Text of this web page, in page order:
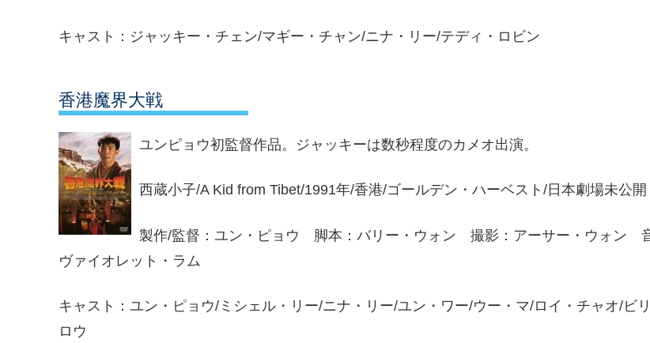
キャスト：ジャッキー・チェン/マギー・チャン/ニナ・リー/テディ・ロビン
香港魔界大戦
ユンピョウ初監督作品。ジャッキーは数秒程度のカメオ出演。
西蔵小子/A Kid from Tibet/1991年/香港/ゴールデン・ハーベスト/日本劇場未公開
製作/監督：ユン・ピョウ 脚本：バリー・ウォン 撮影：アーサー・ウォン
ヴァイオレット・ラム
キャスト：ユン・ピョウ/ミシェル・リー/ニナ・リー/ユン・ワー/ウー・マ/ロイ・チャオ/ビリ
ロウ